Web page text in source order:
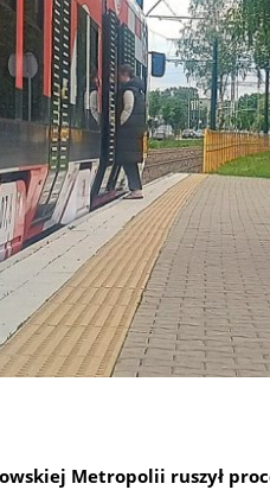
Metropolii ruszył